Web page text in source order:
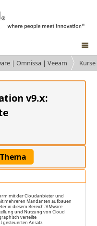

| Omnissa | Veeam Kurse
v9.x:
mit der Cloudanbieter und
mehreren Mandanten aufbauen
in diesem Bereich. VMware
und Nutzung von Cloud
verteilte
gesteuerten Ansatz.